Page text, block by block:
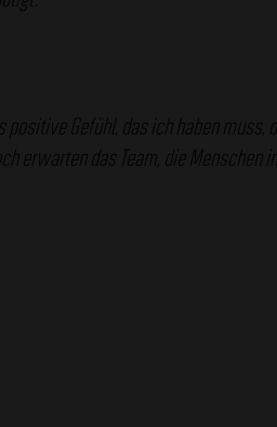
Gefühl, das ich haben
erwarten das Team, die Menschen